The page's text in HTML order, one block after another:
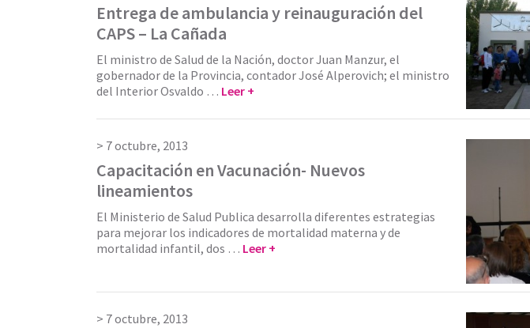
Entrega de ambulancia y reinauguración del
CAPS – La Cañada
El ministro de Salud de la Nación, doctor Juan Manzur, el
gobernador de la Provincia, contador José Alperovich; el ministro
del Interior Osvaldo … Leer +
7 octubre, 2013
Capacitación en Vacunación- Nuevos
lineamientos
El Ministerio de Salud Publica desarrolla diferentes estrategias
para mejorar los indicadores de mortalidad materna y de
mortalidad infantil, dos … Leer +
7 octubre, 2013